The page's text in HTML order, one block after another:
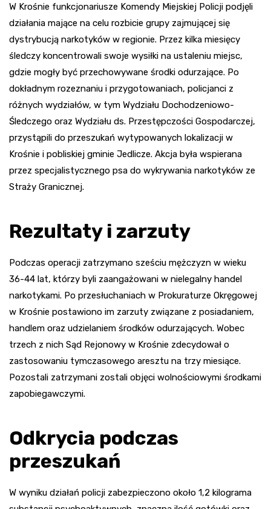
W Krośnie funkcjonariusze Komendy Miejskiej Policji podjęli
działania mające na celu rozbicie grupy zajmującej się
dystrybucją narkotyków w regionie. Przez kilka miesięcy
śledczy koncentrowali swoje wysiłki na ustaleniu miejsc,
gdzie mogły być przechowywane środki odurzające. Po
dokładnym rozeznaniu i przygotowaniach, policjanci z
różnych wydziałów, w tym Wydziału Dochodzeniowo-
Śledczego oraz Wydziału ds. Przestępczości Gospodarczej,
przystąpili do przeszukań wytypowanych lokalizacji w
Krośnie i pobliskiej gminie Jedlicze. Akcja była wspierana
przez specjalistycznego psa do wykrywania narkotyków ze
Straży Granicznej.
Rezultaty i zarzuty
Podczas operacji zatrzymano sześciu mężczyzn w wieku
36-44 lat, którzy byli zaangażowani w nielegalny handel
narkotykami. Po przesłuchaniach w Prokuraturze Okręgowej
w Krośnie postawiono im zarzuty związane z posiadaniem,
handlem oraz udzielaniem środków odurzających. Wobec
trzech z nich Sąd Rejonowy w Krośnie zdecydował o
zastosowaniu tymczasowego aresztu na trzy miesiące.
Pozostali zatrzymani zostali objęci wolnościowymi środkami
zapobiegawczymi.
Odkrycia podczas
przeszukań
W wyniku działań policji zabezpieczono około 1,2 kilograma